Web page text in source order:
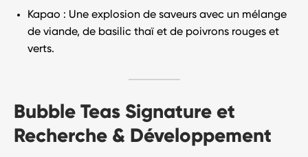
Kapao : Une explosion de saveurs avec un mélange
de viande, de basilic thaï et de poivrons rouges et
verts.
Bubble Teas Signature et
Recherche & Développement